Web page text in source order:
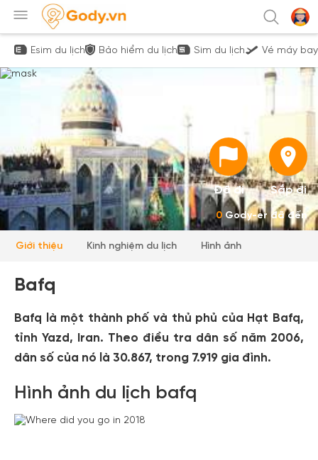
Esim du lịch Bảo hiểm du lịch Sim du lịch Vé máy bay
Đã đi Sắp đi
0 Gody-er đã đến
Giới thiệu Kinh nghiệm du lịch Hình ảnh
Bafq
Bafq là một thành phố và thủ phủ của Hạt Bafq,
tỉnh Yazd, Iran. Theo điều tra dân số năm 2006,
dân số của nó là 30.867, trong 7.919 gia đình.
Hình ảnh du lịch bafq